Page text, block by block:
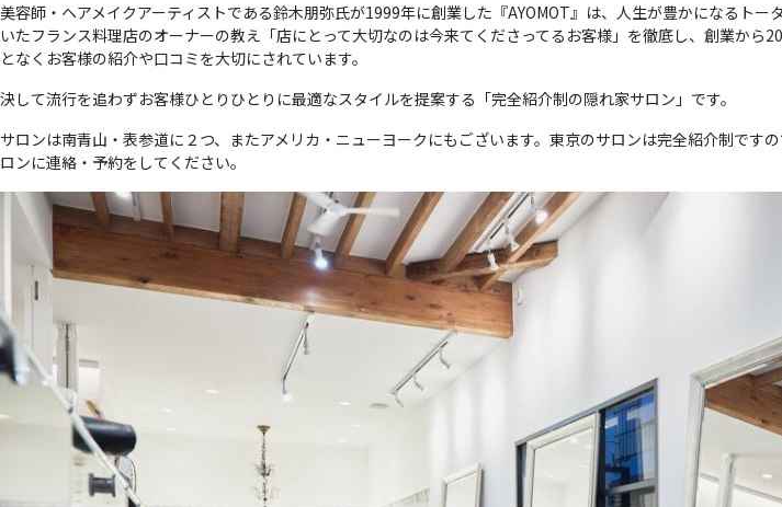
美容師・ヘアメイクアーティストである鈴木朋弥氏が1999年に創業した『AYOMOT』は、人生が豊かになるトー
いたフランス料理店のオーナーの教え「店にとって大切なのは今来てくださってるお客様」を徹底し、創業から
となくお客様の紹介や口コミを大切にされています。
決して流行を追わずお客様ひとりひとりに最適なスタイルを提案する「完全紹介制の隠れ家サロン」です。
サロンは南青山・表参道に２つ、またアメリカ・ニューヨークにもございます。東京のサロンは完全紹介制です
ロンに連絡・予約をしてください。